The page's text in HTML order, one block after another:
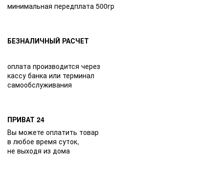
минимальная передплата 500гр
БЕЗНАЛИЧНЫЙ РАСЧЕТ
оплата производится через
кассу банка или терминал
самообслуживания
ПРИВАТ 24
Вы можете оплатить товар
в любое время суток,
не выходя из дома